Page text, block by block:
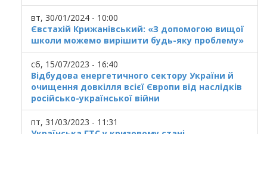
вт, 30/01/2024 - 10:00
Євстахій Крижанівський: «З допомогою вищої
школи можемо вирішити будь-яку проблему»
сб, 15/07/2023 - 16:40
Відбудова енергетичного сектору України й
очищення довкілля всієї Європи від наслідків
російсько-української війни
пт, 31/03/2023 - 11:31
Українська ГТС у кризовому стані